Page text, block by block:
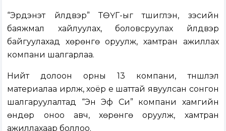
“Эрдэнэт үйлдвэр” ТӨҮГ-ыг түшиглэн, зэсийн
баяжмал хайлуулах, боловсруулах үйлдвэр
байгуулахад хөрөнгө оруулж, хамтран ажиллах
компани шалгарлаа.
Нийт долоон орны 13 компани, түншлэл
материалаа ирүүлж, хоёр үе шаттай явуулсан сонгон
шалгаруулалтад “Эн Эф Си” компани хамгийн
өндөр оноо авч, хөрөнгө оруулж, хамтран
ажиллахаар боллоо.